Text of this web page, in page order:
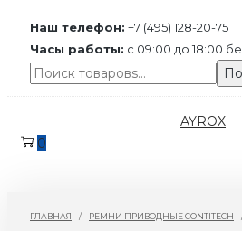
Наш телефон: +7 (495) 128-20-75
Часы работы: с 09:00 до 18:00
Поиск:>
к
к
AYROX
0
ГЛАВНАЯ / РЕМНИ ПРИВОДНЫЕ CONTITECH